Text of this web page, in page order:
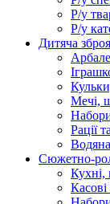
Р/у
Р/у
Дитяча зброя
Мечі,
Рації
Сюжетно-
Кухні,